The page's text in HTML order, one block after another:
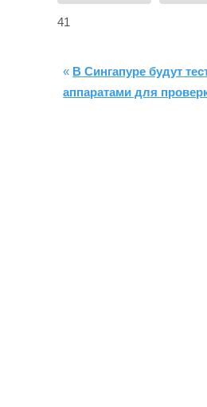
41
« В Сингапуре будут
аппаратами для